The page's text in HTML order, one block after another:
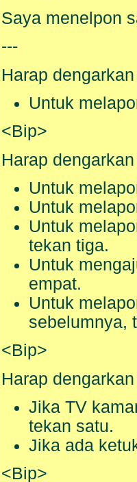
Saya menelpon
---
Harap
Untuk
<Bip>
Harap
Untuk
Untuk
Untuk
tekan tiga.
Untuk
empat.
Untuk
sebelumnya,
<Bip>
Harap
Jika TV
tekan satu.
Jika ada
<Bip>